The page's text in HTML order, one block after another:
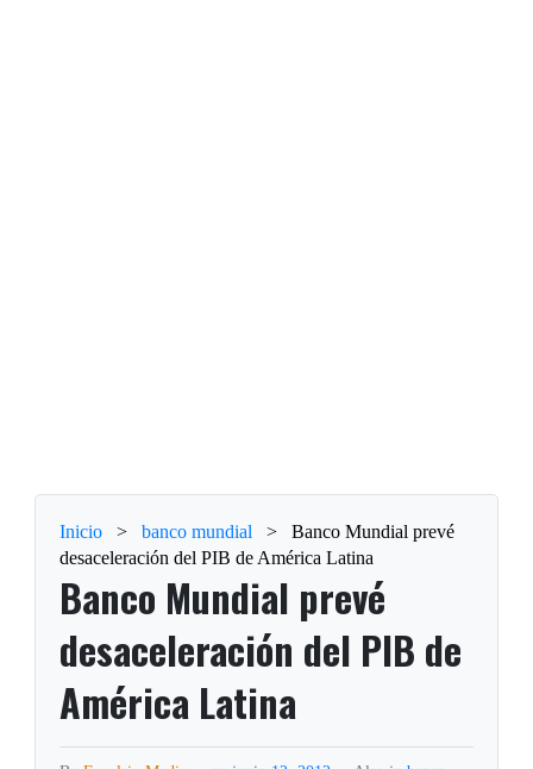
Inicio > banco mundial >
Banco Mundial prevé
desaceleración del PIB de América Latina
Banco Mundial prevé
desaceleración del PIB de
América Latina